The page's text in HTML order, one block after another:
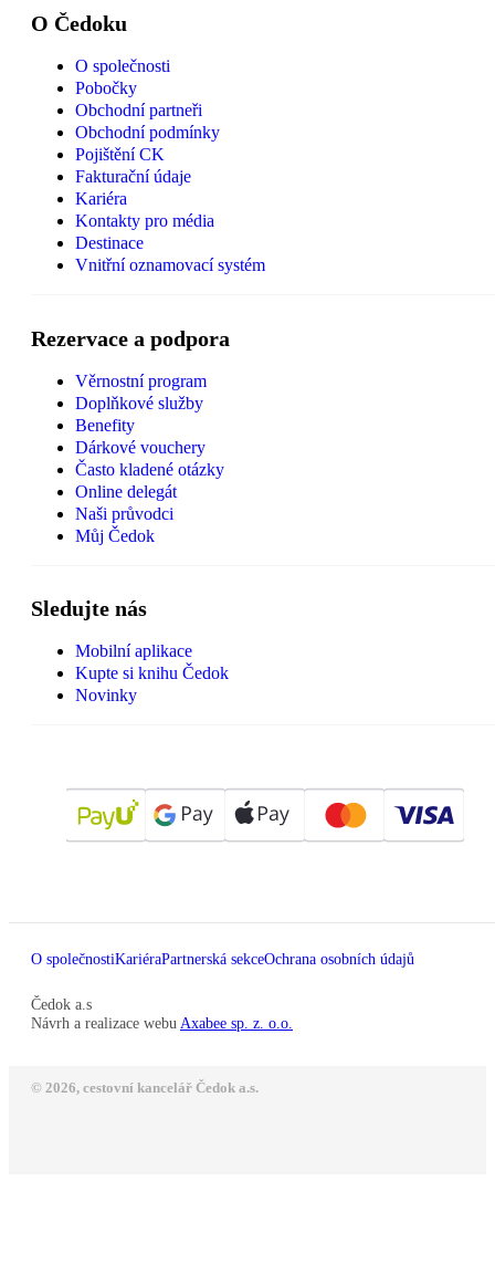
O Čedoku
O společnosti
Pobočky
Obchodní partneři
Obchodní podmínky
Pojištění CK
Fakturační údaje
Kariéra
Kontakty pro média
Destinace
Vnitřní oznamovací systém
Rezervace a podpora
Věrnostní program
Doplňkové služby
Benefity
Dárkové vouchery
Často kladené otázky
Online delegát
Naši průvodci
Můj Čedok
Sledujte nás
Mobilní aplikace
Kupte si knihu Čedok
Novinky
O společnostiKariéraPartnerská sekceOchrana osobních údajů
Čedok a.s
Návrh a realizace webu Axabee sp. z. o.o.
© 2026, cestovní kancelář Čedok a.s.